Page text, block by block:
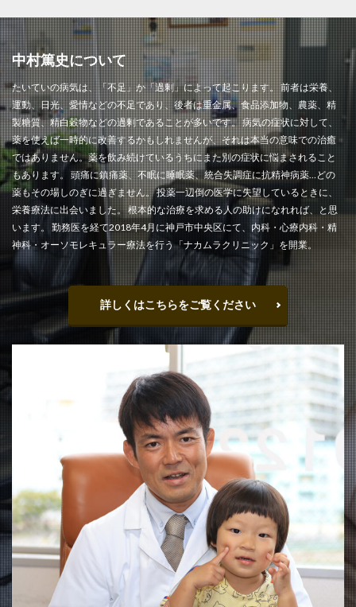
中村篤史について
たいていの病気は、「不足」か「過剰」によって起こります。 前者は栄養、
運動、日光、愛情などの不足であり、後者は重金属、食品添加物、農薬、精
製糖質、精白穀物などの過剰であることが多いです。 病気の症状に対して、
薬を使えば一時的に改善するかもしれませんが、それは本当の意味での治癒
ではありません。薬を飲み続けているうちにまた別の症状に悩まされること
もあります。 頭痛に鎮痛薬、不眠に睡眠薬、統合失調症に抗精神病薬…どの
薬もその場しのぎに過ぎません。 投薬一辺倒の医学に失望しているときに、
栄養療法に出会いました。 根本的な治療を求める人の助けになれれば、と思
います。 勤務医を経て2018年4月に神戸市中央区にて、内科・心療内科・精
神科・オーソモレキュラー療法を行う「ナカムラクリニック」を開業。
詳しくはこちらをご覧ください